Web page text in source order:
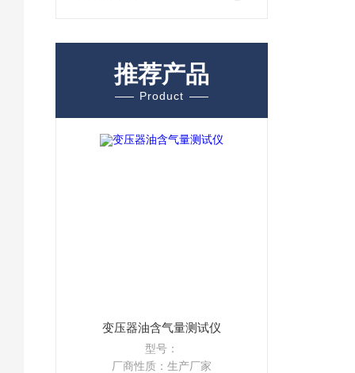
推荐产品
Product
变压器油含气量测试仪
型号：
厂商性质：生产厂家